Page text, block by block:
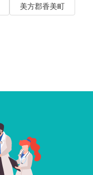
美方郡香美町